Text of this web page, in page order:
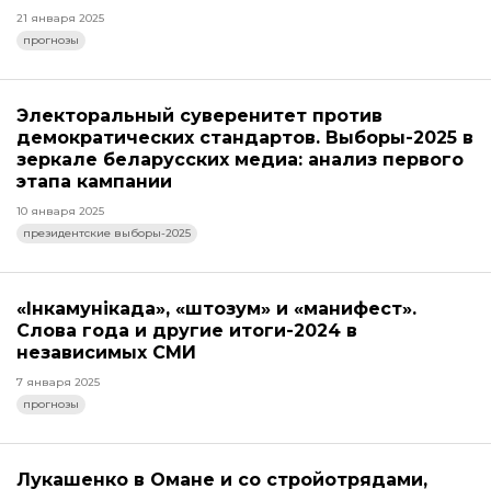
21 января 2025
прогнозы
Электоральный суверенитет против
демократических стандартов. Выборы-2025 в
зеркале беларусских медиа: анализ первого
этапа кампании
10 января 2025
президентские выборы-2025
«Інкамунікада», «штозум» и «манифест».
Слова года и другие итоги-2024 в
независимых СМИ
7 января 2025
прогнозы
Лукашенко в Омане и со стройотрядами,